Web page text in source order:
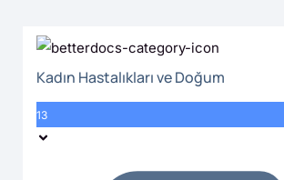
Kadın Hastalıkları ve Doğum
13